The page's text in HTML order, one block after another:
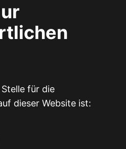
für die
dieser Website ist: